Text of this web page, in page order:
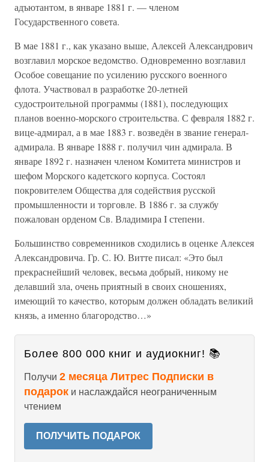
адъютантом, в январе 1881 г. — членом
Государственного совета.
В мае 1881 г., как указано выше, Алексей Александрович
возглавил морское ведомство. Одновременно возглавил
Особое совещание по усилению русского военного
флота. Участвовал в разработке 20-летней
судостроительной программы (1881), последующих
планов военно-морского строительства. С февраля 1882 г.
вице-адмирал, а в мае 1883 г. возведён в звание генерал-
адмирала. В январе 1888 г. получил чин адмирала. В
январе 1892 г. назначен членом Комитета министров и
шефом Морского кадетского корпуса. Состоял
покровителем Общества для содействия русской
промышленности и торговле. В 1886 г. за службу
пожалован орденом Св. Владимира I степени.
Большинство современников сходились в оценке Алексея
Александровича. Гр. С. Ю. Витте писал: «Это был
прекраснейший человек, весьма добрый, никому не
делавший зла, очень приятный в своих сношениях,
имеющий то качество, которым должен обладать великий
князь, а именно благородство…»
Более 800 000 книг и аудиокниг! 📚
Получи 2 месяца Литрес Подписки в
подарок и наслаждайся неограниченным
чтением
ПОЛУЧИТЬ ПОДАРОК